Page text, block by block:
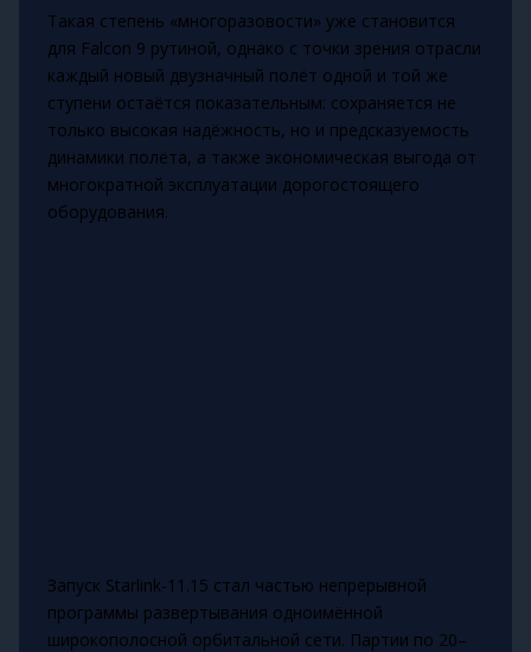
Такая степень «многоразовости» уже становится
для Falcon 9 рутиной, однако с точки зрения отрасли
каждый новый двузначный полёт одной и той же
ступени остаётся показательным: сохраняется не
только высокая надёжность, но и предсказуемость
динамики полёта, а также экономическая выгода от
многократной эксплуатации дорогостоящего
оборудования.
Запуск Starlink‑11.15 стал частью непрерывной
программы развертывания одноимённой
широкополосной орбитальной сети. Партии по 20–